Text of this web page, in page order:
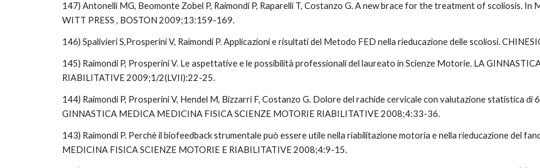
147) Antonelli MG, Beomonte Zobel P, Raimondi P, Raparelli T, Costanzo G. A new brace for the treatment of scoliosis.
WITT PRESS , BOSTON 2009;13:159-169.
146) Spalivieri S,Prosperini V, Raimondi P. Applicazioni e risultati del Metodo FED nella rieducazione delle scoliosi.
145) Raimondi P, Prosperini V. Le aspettative e le possibilità professionali del laureato in Scienze Motorie. LA
RIABILITATIVE 2009;1/2(LVII):22-25.
144) Raimondi P, Prosperini V, Hendel M, Bizzarri F, Costanzo G. Dolore del rachide cervicale con valutazione statistica
GINNASTICA MEDICA MEDICINA FISICA SCIENZE MOTORIE RIABILITATIVE 2008;4:33-36.
143) Raimondi P. Perchè il biofeedback strumentale può essere utile nella riabilitazione motoria e nella rieducazione del
MEDICINA FISICA SCIENZE MOTORIE E RIABILITATIVE 2008;4:9-15.